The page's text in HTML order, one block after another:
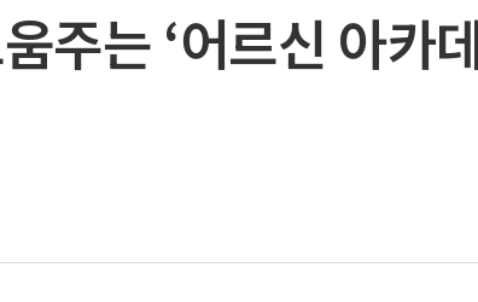
주는 ‘어르신 아